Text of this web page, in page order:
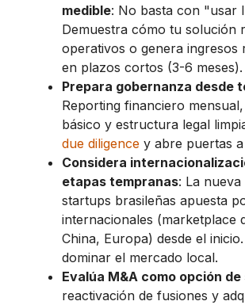
medible: No basta con "usar
Demuestra cómo tu solución
operativos o genera ingresos
en plazos cortos (3-6 meses).
Prepara gobernanza desde
Reporting financiero
básico y estructura legal
due diligence y abre puertas
Considera
etapas tempranas: La nueva
startups brasileñas apuesta
internacionales (marketplace
China, Europa) desde el
dominar el mercado local.
Evalúa M&A como opción de
reactivación de fusiones y